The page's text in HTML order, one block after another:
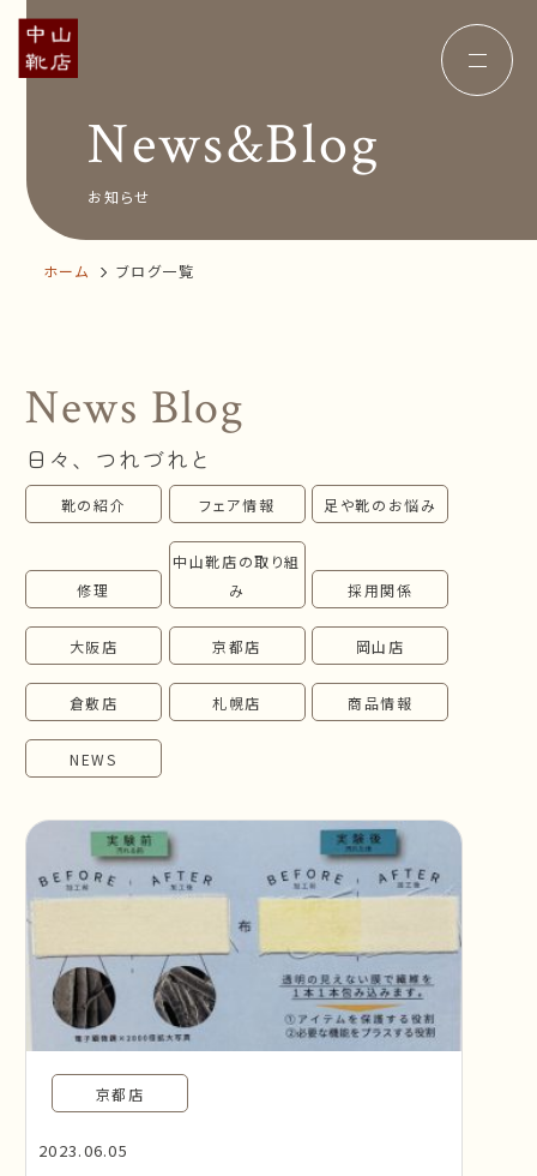
Concept コンセプト
Insole オーダー中敷き
News&Blog
Company
オンラインショップ
お問い合わせ
follow us!
News&Blog
お知らせ
ホーム ブログ一覧
News Blog
日々、つれづれと
靴の紹介 フェア情報 足や靴のお悩み
修理
中山靴店の取り組
み
採用関係
大阪店 京都店 岡山店
倉敷店 札幌店 商品情報
NEWS
京都店
2023.06.05